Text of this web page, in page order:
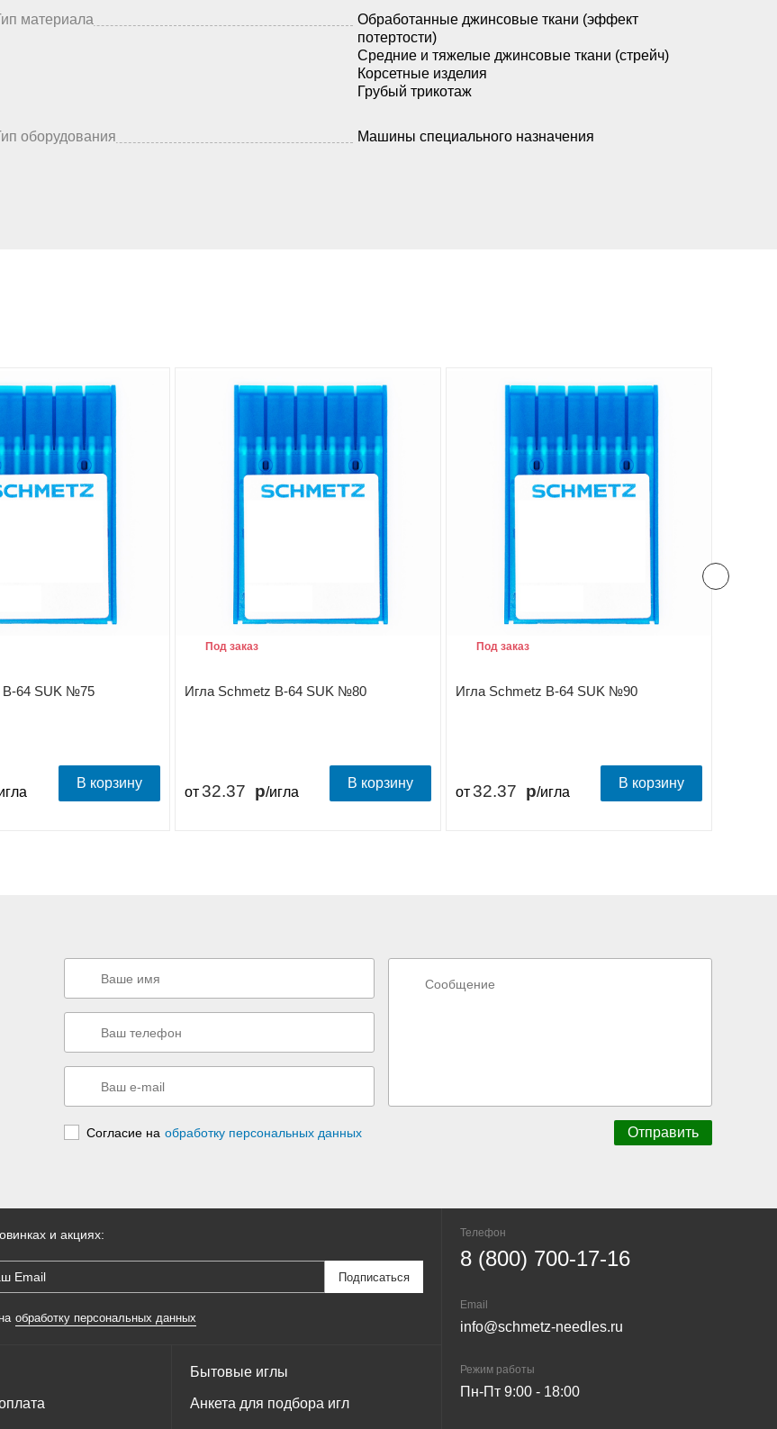
материала
Обработанные джинсовые ткани (эффект
потертости)
Средние и тяжелые джинсовые ткани (стрейч)
Корсетные изделия
Грубый трикотаж
оборудования Машины специального назначения
B-64 SUK №75
В корзину
Игла Schmetz B-64 SUK №80
Под заказ
от 32.37 /игла
В корзину
Игла Schmetz B-64 SUK №90
Под заказ
от32.37 /игла
В корзину
Согласие на обработку персональных данных
и акциях:
обработку персональных данных
Бытовые иглы
Анкета для подбора игл
Телефон
8 (800) 700-17-16
Email
info@schmetz-needles.ru
Режим работы
Пн-Пт 9:00 - 18:00